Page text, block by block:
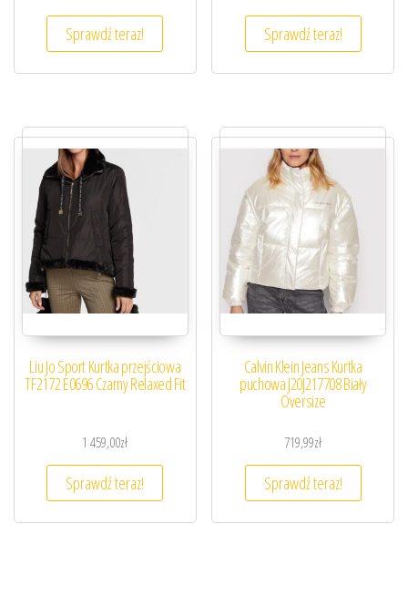
Sprawdź teraz! Sprawdź teraz!
Liu Jo Sport Kurtka przejściowa
TF2172 E0696 Czarny Relaxed Fit
1 459,00zł
Sprawdź teraz!
Calvin Klein Jeans Kurtka
puchowa J20J217708 Biały
Oversize
719,99zł
Sprawdź teraz!